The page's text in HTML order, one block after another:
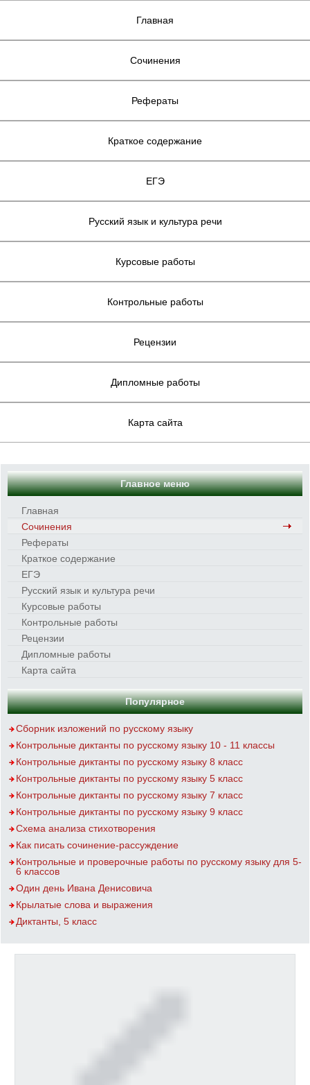
Главная
Сочинения
Рефераты
Краткое содержание
ЕГЭ
Русский язык и культура речи
Курсовые работы
Контрольные работы
Рецензии
Дипломные работы
Карта сайта
Главное меню
Главная
Сочинения
Рефераты
Краткое содержание
ЕГЭ
Русский язык и культура речи
Курсовые работы
Контрольные работы
Рецензии
Дипломные работы
Карта сайта
Популярное
Сборник изложений по русскому языку
Контрольные диктанты по русскому языку 10 - 11 классы
Контрольные диктанты по русскому языку 8 класс
Контрольные диктанты по русскому языку 5 класс
Контрольные диктанты по русскому языку 7 класс
Контрольные диктанты по русскому языку 9 класс
Схема анализа стихотворения
Как писать сочинение-рассуждение
Контрольные и проверочные работы по русскому языку для 5-
6 классов
Один день Ивана Денисовича
Крылатые слова и выражения
Диктанты, 5 класс